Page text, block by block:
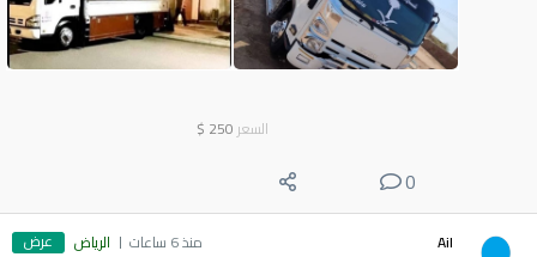
السعر 250
$
0
Ail منذ 6 ساعات الرياض عرض